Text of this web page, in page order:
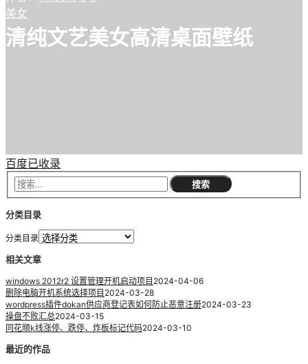
美女
清纯文艺美女高清桌面壁纸
百度已收录
分类目录
分类目录
相关文章
windows 2012r2 设置管理开机启动项目 2024-04-06
删除电脑开机系统选择项目 2024-03-28
wordpress插件dokan供应商登记表如何防止恶意注册2024-03-23
操盘不败汇总2024-03-15
同花顺k线涨停、跌停、炸板标记代码2024-03-10
最近的作品